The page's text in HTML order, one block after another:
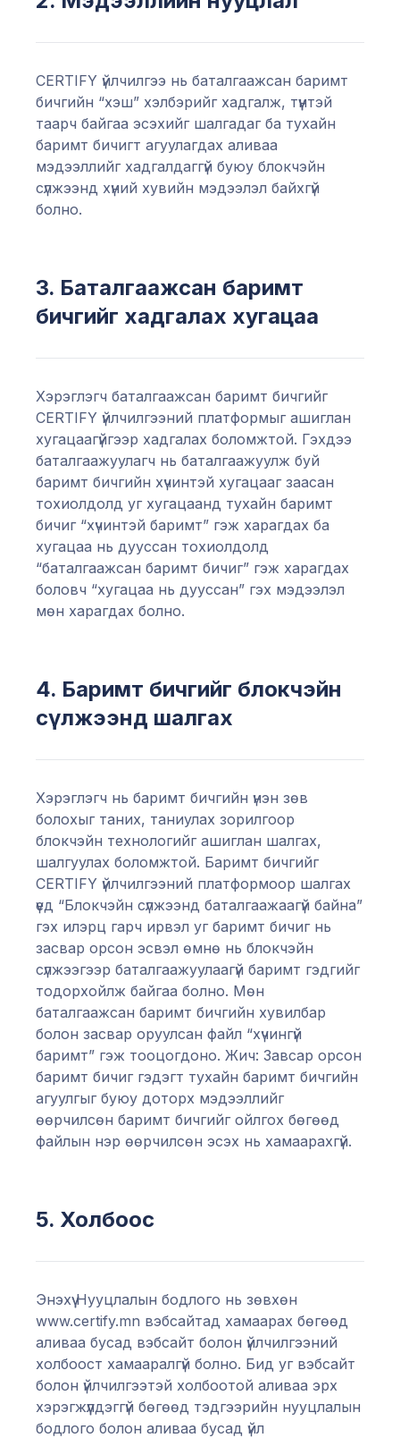
CERTIFY үйлчилгээ нь баталгаажсан баримт
бичгийн “хэш” хэлбэрийг хадгалж, түүнтэй
таарч байгаа эсэхийг шалгадаг ба тухайн
баримт бичигт агуулагдах аливаа
мэдээллийг хадгалдаггүй буюу блокчэйн
сүлжээнд хүний хувийн мэдээлэл байхгүй
болно.
3. Баталгаажсан баримт
бичгийг хадгалах хугацаа
Хэрэглэгч баталгаажсан баримт бичгийг
CERTIFY үйлчилгээний платформыг ашиглан
хугацаагүйгээр хадгалах боломжтой. Гэхдээ
баталгаажуулагч нь баталгаажуулж буй
баримт бичгийн хүчинтэй хугацааг заасан
тохиолдолд уг хугацаанд тухайн баримт
бичиг “хүчинтэй баримт” гэж харагдах ба
хугацаа нь дууссан тохиолдолд
“баталгаажсан баримт бичиг” гэж харагдах
боловч “хугацаа нь дууссан” гэх мэдээлэл
мөн харагдах болно.
4. Баримт бичгийг блокчэйн
сүлжээнд шалгах
Хэрэглэгч нь баримт бичгийн үнэн зөв
болохыг таних, таниулах зорилгоор
блокчэйн технологийг ашиглан шалгах,
шалгуулах боломжтой. Баримт бичгийг
CERTIFY үйлчилгээний платформоор шалгах
үед “Блокчэйн сүлжээнд баталгаажаагүй байна”
гэх илэрц гарч ирвэл уг баримт бичиг нь
засвар орсон эсвэл өмнө нь блокчэйн
сүлжээгээр баталгаажуулаагүй баримт гэдгийг
тодорхойлж байгаа болно. Мөн
баталгаажсан баримт бичгийн хувилбар
болон засвар оруулсан файл “хүчингүй
баримт” гэж тооцогдоно. Жич: Завсар орсон
баримт бичиг гэдэгт тухайн баримт бичгийн
агуулгыг буюу доторх мэдээллийг
өөрчилсөн баримт бичгийг ойлгох бөгөөд
файлын нэр өөрчилсөн эсэх нь хамаарахгүй.
5. Холбоос
Энэхүү Нууцлалын бодлого нь зөвхөн
www.certify.mn вэбсайтад хамаарах бөгөөд
аливаа бусад вэбсайт болон үйлчилгээний
холбоост хамааралгүй болно. Бид уг вэбсайт
болон үйлчилгээтэй холбоотой аливаа эрх
хэрэгжүүлдэггүй бөгөөд тэдгээрийн нууцлалын
бодлого болон аливаа бусад үйл